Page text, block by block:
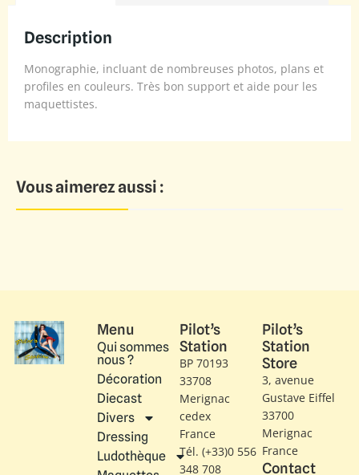
Description
Monographie, incluant de nombreuses photos, plans et
profiles en couleurs. Très bon support et aide pour les
maquettistes.
Vous aimerez aussi :
Menu
Qui sommes
nous ?
Décoration
Diecast
Divers
Dressing
Ludothèque
Pilot’s
Station
BP 70193
33708
Merignac
cedex
France
Tél. (+33)0 556
348 708
Pilot’s
Station
Store
3, avenue
Gustave Eiffel​
33700
Merignac
France
Contact